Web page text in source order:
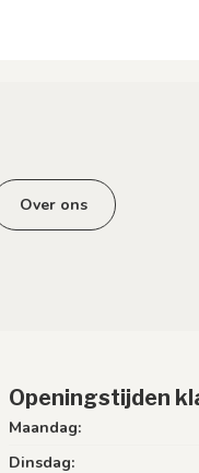
Over ons
Openingstijden
Maandag:
Dinsdag: